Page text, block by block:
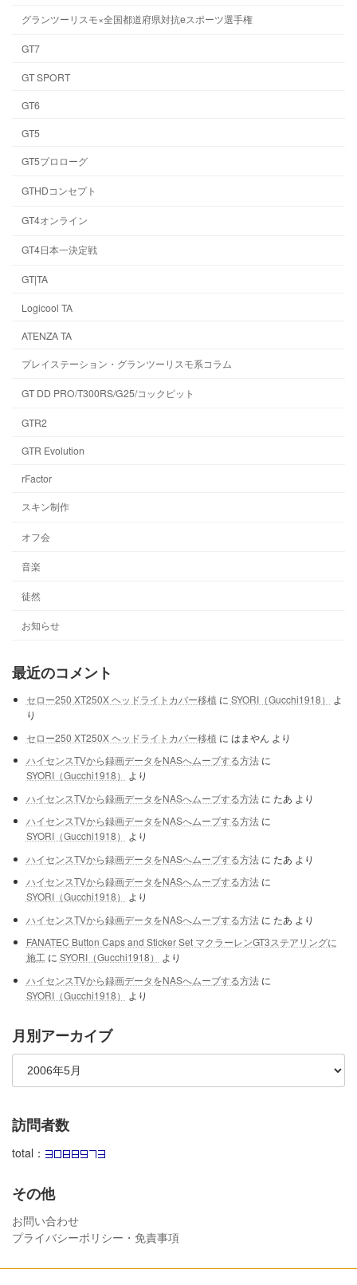
グランツーリスモ×全国都道府県対抗eスポーツ選手権
GT7
GT SPORT
GT6
GT5
GT5プロローグ
GTHDコンセプト
GT4オンライン
GT4日本一決定戦
GT|TA
Logicool TA
ATENZA TA
プレイステーション・グランツーリスモ系コラム
GT DD PRO/T300RS/G25/コックピット
GTR2
GTR Evolution
rFactor
スキン制作
オフ会
音楽
徒然
お知らせ
最近のコメント
セロー250 XT250X ヘッドライトカバー移植 に SYORI（Gucchi1918）
よ
り
セロー250 XT250X ヘッドライトカバー移植 に はまやん より
ハイセンスTVから録画データをNASへムーブする方法に
SYORI（Gucchi1918）
より
ハイセンスTVから録画データをNASへムーブする方法に たあ より
ハイセンスTVから録画データをNASへムーブする方法に
SYORI（Gucchi1918）
より
ハイセンスTVから録画データをNASへムーブする方法に たあ より
ハイセンスTVから録画データをNASへムーブする方法に
SYORI（Gucchi1918）
より
ハイセンスTVから録画データをNASへムーブする方法に たあ より
FANATEC Button Caps and Sticker Set マクラーレンGT3ステアリングに
施工に SYORI（Gucchi1918）
より
ハイセンスTVから録画データをNASへムーブする方法に
SYORI（Gucchi1918）
より
月別アーカイブ
訪問者数
total：
その他
お問い合わせ
プライバシーポリシー・免責事項